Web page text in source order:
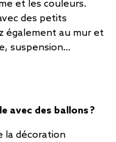
et les couleurs.
des petits
également au mur et
suspension…
avec des ballons ?
la décoration